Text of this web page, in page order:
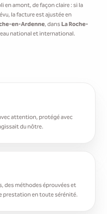
amont, de façon claire : si la
la facture est ajustée en
en-Ardenne, dansLa Roche-
national et international.
attention, protégé avec
du nôtre.
des méthodes éprouvées et
prestation en toute sérénité.